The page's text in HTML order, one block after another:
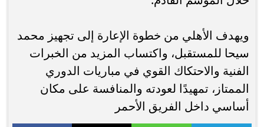
ويهدف الأهلي من خطوة الإعارة إلى تجهيز محمد
سيحا للمستقبل، واكتساب المزيد من الخبرات
الفنية والاحتكاك القوي في مباريات الدوري
الممتاز، تمهيدًا لعودته والمنافسة على مكان
أساسي داخل الفريق الأحمر